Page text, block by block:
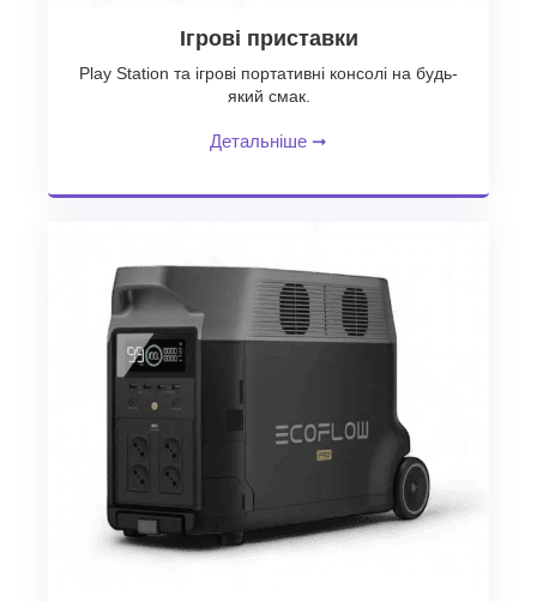
Ігрові приставки
Play Station та ігрові портативні консолі на будь-
який смак.
Детальніше ➞